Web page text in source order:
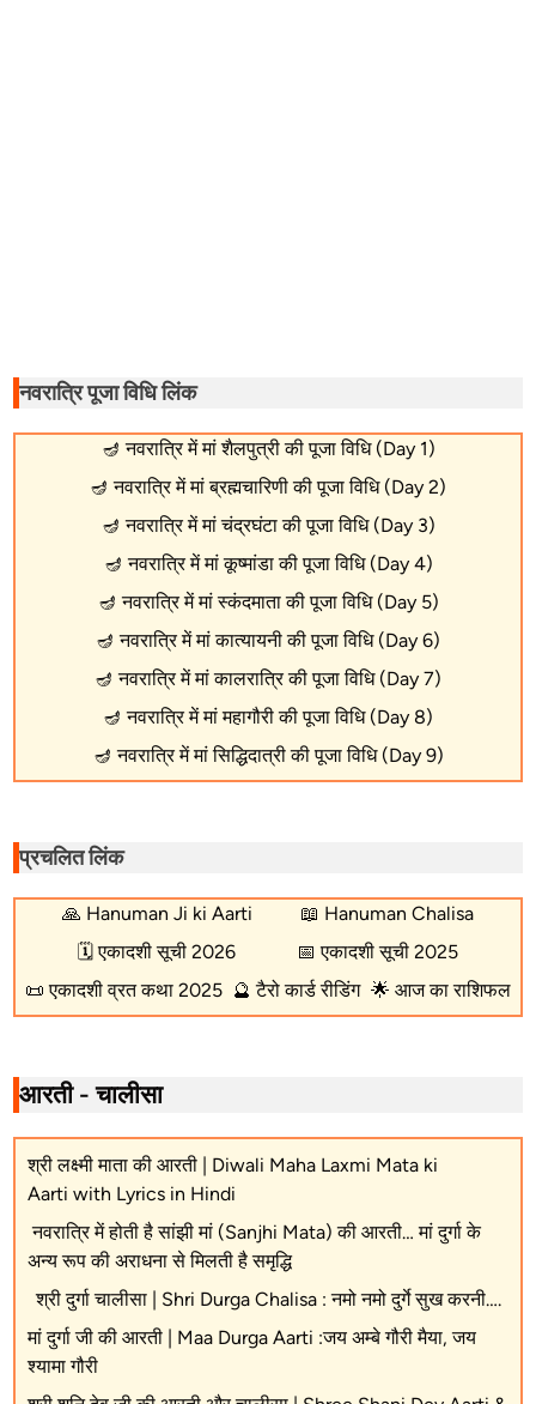
नवरात्रि पूजा विधि लिंक
🪔 नवरात्रि में मां शैलपुत्री की पूजा विधि (Day 1)
🪔 नवरात्रि में मां ब्रह्मचारिणी की पूजा विधि (Day 2)
🪔 नवरात्रि में मां चंद्रघंटा की पूजा विधि (Day 3)
🪔 नवरात्रि में मां कूष्मांडा की पूजा विधि (Day 4)
🪔 नवरात्रि में मां स्कंदमाता की पूजा विधि (Day 5)
🪔 नवरात्रि में मां कात्यायनी की पूजा विधि (Day 6)
🪔 नवरात्रि में मां कालरात्रि की पूजा विधि (Day 7)
🪔 नवरात्रि में मां महागौरी की पूजा विधि (Day 8)
🪔 नवरात्रि में मां सिद्धिदात्री की पूजा विधि (Day 9)
प्रचलित लिंक
🙏 Hanuman Ji ki Aarti 📖 Hanuman Chalisa
🗓️ एकादशी सूची 2026 📅 एकादशी सूची 2025
📜 एकादशी व्रत कथा 2025 🔮 टैरो कार्ड रीडिंग 🌟 आज का राशिफल
आरती - चालीसा
श्री लक्ष्मी माता की आरती | Diwali Maha Laxmi Mata ki
Aarti with Lyrics in Hindi
नवरात्रि में होती है सांझी मां (Sanjhi Mata) की आरती… मां दुर्गा के
अन्य रूप की अराधना से मिलती है समृद्धि
श्री दुर्गा चालीसा | Shri Durga Chalisa : नमो नमो दुर्गे सुख करनी….
मां दुर्गा जी की आरती | Maa Durga Aarti :जय अम्बे गौरी मैया, जय
श्यामा गौरी